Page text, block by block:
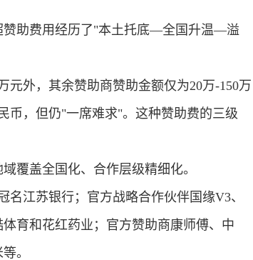
助费用经历了"本土托底—全国升温—溢
外，其余赞助商赞助金额仅为20万-150万
币 ，但仍"一席难求"。这种赞助费的三级
域覆盖全国化、 合作层级精细化。
江苏银行；官方战略合作伙伴国缘V3、
育和花红药业；官方赞助商康师傅、中
。